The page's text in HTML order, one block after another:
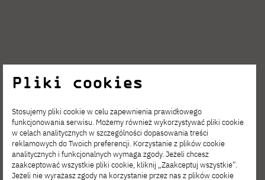
SIE 06, 2026
Pliki cookies
Stosujemy pliki cookie w celu zapewnienia prawidłowego
funkcjonowania serwisu. Możemy również wykorzystywać pliki cookie
w celach analitycznych w szczególności dopasowania treści
reklamowych do Twoich preferencji. Korzystanie z plików cookie
analitycznych i funkcjonalnych wymaga zgody. Jeżeli chcesz
zaakceptować wszystkie pliki cookie, kliknij „Zaakceptuj wszystkie”.
Jeżeli nie wyrażasz zgody na korzystanie przez nas z plików cookie